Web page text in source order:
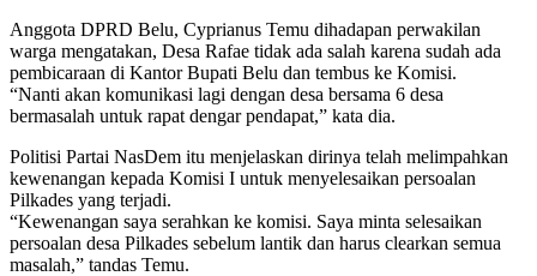
Anggota DPRD Belu, Cyprianus Temu dihadapan perwakilan
warga mengatakan, Desa Rafae tidak ada salah karena sudah ada
pembicaraan di Kantor Bupati Belu dan tembus ke Komisi.
“Nanti akan komunikasi lagi dengan desa bersama 6 desa
bermasalah untuk rapat dengar pendapat,” kata dia.
Politisi Partai NasDem itu menjelaskan dirinya telah melimpahkan
kewenangan kepada Komisi I untuk menyelesaikan persoalan
Pilkades yang terjadi.
“Kewenangan saya serahkan ke komisi. Saya minta selesaikan
persoalan desa Pilkades sebelum lantik dan harus clearkan semua
masalah,” tandas Temu.